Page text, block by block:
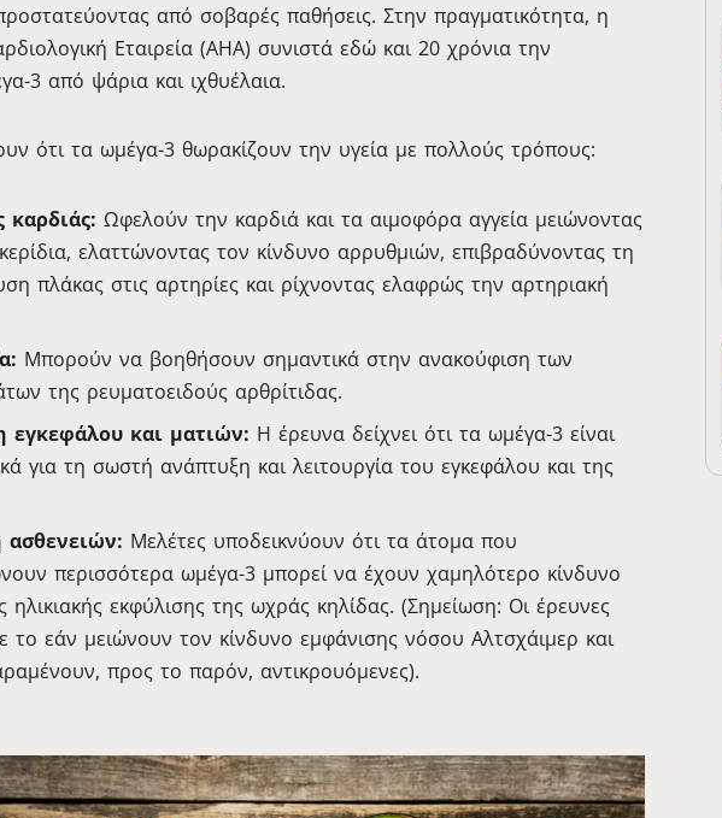
από σοβαρές παθήσεις. Στην πραγματικότητα, η
Εταιρεία (AHA) συνιστά εδώ και 20 χρόνια την
3 από ψάρια και ιχθυέλαια.
ότι τα ωμέγα-3 θωρακίζουν την υγεία με πολλούς τρόπους:
καρδιάς: Ωφελούν την καρδιά και τα αιμοφόρα αγγεία μειώνοντας
ελαττώνοντας τον κίνδυνο αρρυθμιών, επιβραδύνοντας τη
πλάκας στις αρτηρίες και ρίχνοντας ελαφρώς την αρτηριακή
Μπορούν να βοηθήσουν σημαντικά στην ανακούφιση των
της ρευματοειδούς αρθρίτιδας.
εγκεφάλου και ματιών: Η έρευνα δείχνει ότι τα ωμέγα-3 είναι
για τη σωστή ανάπτυξη και λειτουργία του εγκεφάλου και της
Μελέτες υποδεικνύουν ότι τα άτομα που
περισσότερα ωμέγα-3 μπορεί να έχουν χαμηλότερο κίνδυνο
ηλικιακής εκφύλισης της ωχράς κηλίδας. (Σημείωση: Οι έρευνες
το εάν μειώνουν τον κίνδυνο εμφάνισης νόσου Αλτσχάιμερ και
προς το παρόν, αντικρουόμενες).